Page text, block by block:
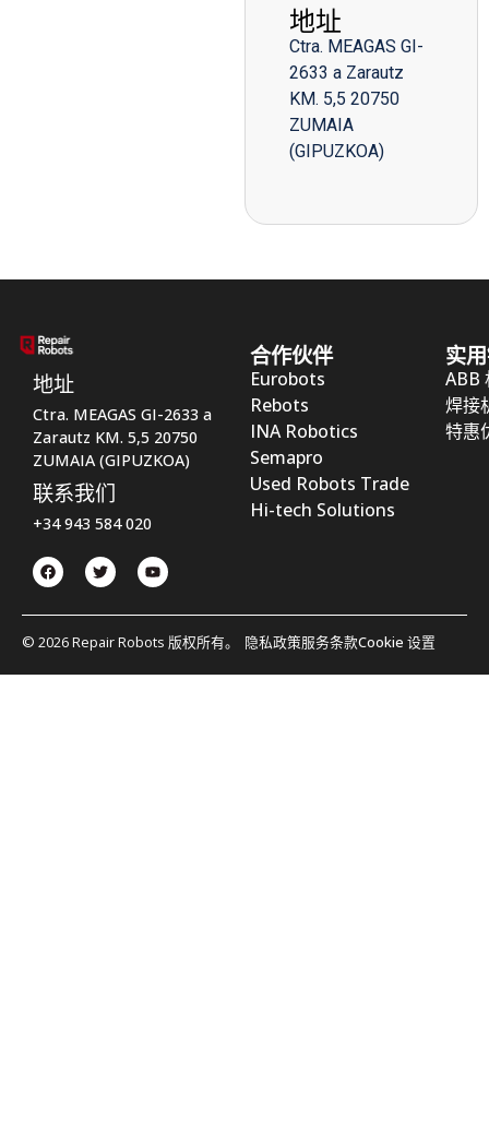
地址
Ctra. MEAGAS GI-
2633 a Zarautz
KM. 5,5 20750
ZUMAIA
(GIPUZKOA)
地址
Ctra. MEAGAS GI-2633 a
Zarautz KM. 5,5 20750
ZUMAIA (GIPUZKOA)
联系我们
+34 943 584 020
合作伙伴
Eurobots
Rebots
INA Robotics
Semapro
Used Robots Trade
Hi-tech Solutions
实
ABB
焊接
特惠
© 2026 Repair Robots 版权所有。 隐私政策服务条款Cookie 设置